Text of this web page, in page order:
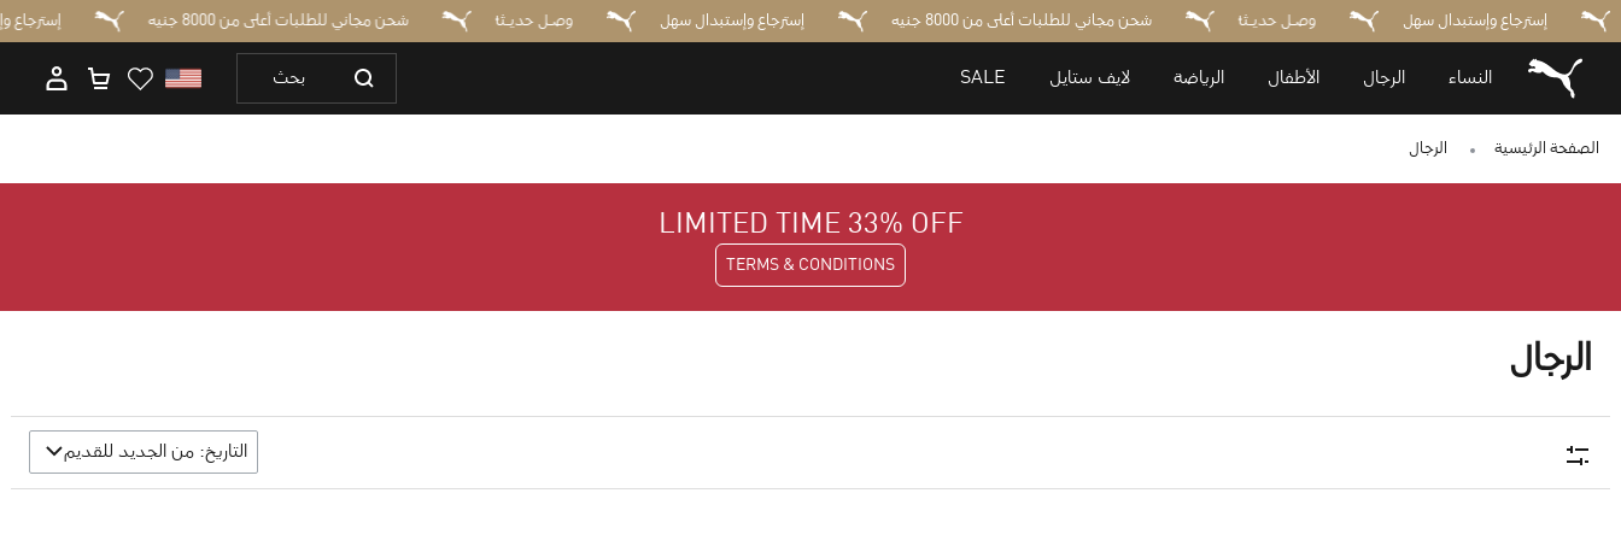
شحن مجاني للطلبات أعلى من 8000 جنيه وصـل حديـثاً إسترجاع وإستبدال سهل شحن مجاني للطلبات أعلى من 8000 جنيه وصـل حديـثاً إسترجاع وإستبدال سهل
النساء الرجال الأطفال الرياضة لايف ستايل SALE
الصفحة الرئيسية الرجال
LIMITED TIME 33% OFF
TERMS & CONDITIONS
الرجال